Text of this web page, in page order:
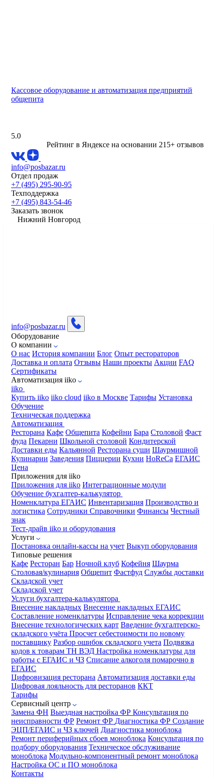
Кассовое оборудование и автоматизация предприятий
общепита
5.0
Рейтинг в Яндексе на основании 215+ отзывов
info@posbazar.ru
Отдел продаж
+7 (495) 295-90-95
Техподдержка
+7 (495) 843-54-46
Заказать звонок
Нижний Новгород
info@posbazar.ru
Оборудование
О компании
О нас История компании Блог Опыт рестораторов
Доставка и оплата Отзывы Наши проекты Акции FAQ
Сертификаты
Автоматизация iiko
iiko
Купить iiko iiko cloud iiko в Москве Тарифы Установка
Обучение
Техническая поддержка
Автоматизация
Ресторана Кафе Общепита Кофейни Бара Столовой Фаст
фуда Пекарни Школьной столовой Кондитерской
Доставки еды Кальянной Ресторана суши Шаурмишной
Кулинарии Заведения Пиццерии Кухни HoReCa ЕГАИС
Цена
Приложения для iiko
Приложения для iiko Интеграционные модули
Обучение бухгалтер-калькулятор
Номенклатура ЕГАИС Инвентаризация Производство и
логистика Сотрудники Справочники Финансы Честный
знак
Тест-драйв iiko и оборудования
Услуги
Постановка онлайн-кассы на учет Выкуп оборудования
Типовые решения
Кафе Ресторан Бар Ночной клуб Кофейня Шаурма
Столовая/кулинария Общепит Фастфуд Службы доставки
Складской учет
Складской учет
Услуги бухгалтера-калькулятора
Внесение накладных Внесение накладных ЕГАИС
Составление номенклатуры Исправление чека коррекции
Внесение технологических карт Введение бухгалтерско-
складского учёта Просчет себестоимости по новому
поставщику Разбор ошибок складского учета Подвязка
кодов к товарам ТН ВЭД Настройка номенклатуры для
работы с ЕГАИС и ЧЗ Списание алкоголя помарочно в
ЕГАИС
Цифровизация ресторана Автоматизация доставки еды
Цифровая лояльность для ресторанов ККТ
Тарифы
Сервисный центр
Замена ФН Выездная настройка ФР Консультация по
неисправности ФР Ремонт ФР Диагностика ФР Создание
ЭЦП/ЕГАИС и ЧЗ ключей Диагностика моноблока
Ремонт периферийных сбоев моноблока Консультация по
подбору оборудования Техническое обслуживание
моноблока Модульно-компонентный ремонт моноблока
Настройка ОС и ПО моноблока
Контакты